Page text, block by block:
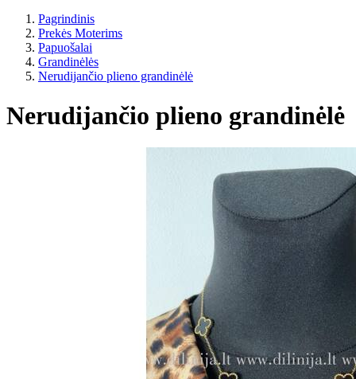
Pagrindinis
Prekės Moterims
Papuošalai
Grandinėlės
Nerudijančio plieno grandinėlė
Nerudijančio plieno grandinėlė